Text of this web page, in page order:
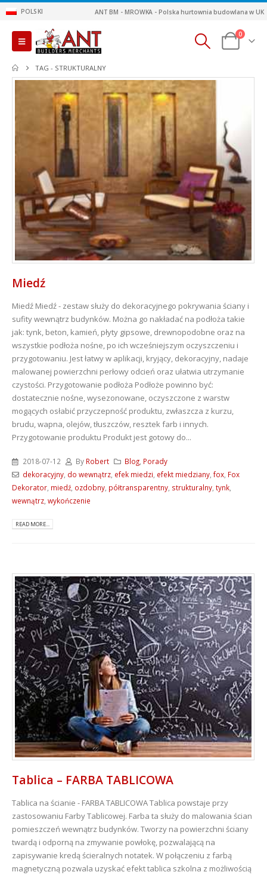
POLSKI ANT BM - MROWKA - Polska hurtownia budowlana w UK
0
TAG - STRUKTURALNY
Miedź
Miedź Miedź - zestaw służy do dekoracyjnego pokrywania ściany i
sufity wewnątrz budynków. Można go nakładać na podłoża takie
jak: tynk, beton, kamień, płyty gipsowe, drewnopodobne oraz na
wszystkie podłoża nośne, po ich wcześniejszym oczyszczeniu i
przygotowaniu. Jest łatwy w aplikacji, kryjący, dekoracyjny, nadaje
malowanej powierzchni perłowy odcień oraz ułatwia utrzymanie
czystości. Przygotowanie podłoża Podłoże powinno być:
dostatecznie nośne, wysezonowane, oczyszczone z warstw
mogących osłabić przyczepność produktu, zwłaszcza z kurzu,
brudu, wapna, olejów, tłuszczów, resztek farb i innych.​
Przygotowanie produktu Produkt jest gotowy do...
2018-07-12 By Robert Blog, Porady
dekoracyjny, do wewnątrz, efek miedzi, efekt miedziany, fox, Fox
Dekorator, miedź, ozdobny, półtransparentny, strukturalny, tynk,
wewnątrz, wykończenie
READ MORE...
Tablica – FARBA TABLICOWA
Tablica na ścianie - FARBA TABLICOWATablica powstaje przy
zastosowaniu Farby Tablicowej. Farba ta służy do malowania ścian
pomieszczeń wewnątrz budynków. Tworzy na powierzchni ściany
twardą i odporną na zmywanie powłokę, pozwalającą na
zapisywanie kredą ścieralnych notatek. W połączeniu z farbą
magnetyczną pozwala uzyskać efekt tablica szkolna z możliwością